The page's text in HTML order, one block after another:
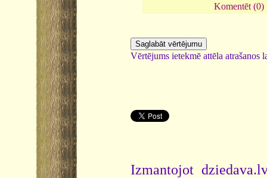
Komentēt (0)
Vērtējums ietekmē attēla atrašanos
Izmantojot